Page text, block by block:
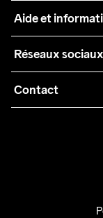
Teamwear
Durabilité
Collaborations
Aide et
Conditions générales
Retours
Réseaux sociaux
Contact